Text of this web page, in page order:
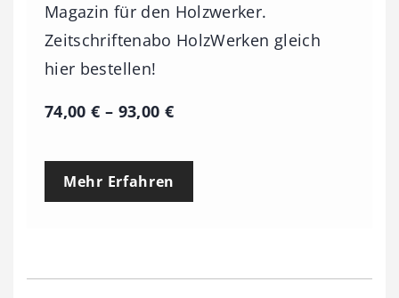
Magazin für den Holzwerker.
Zeitschriftenabo HolzWerken gleich
hier bestellen!
74,00€ – 93,00 €P
e
p
Mehr Erfahren